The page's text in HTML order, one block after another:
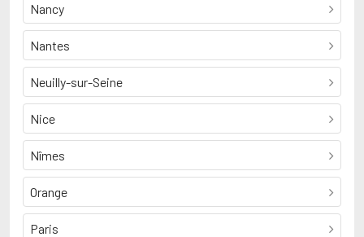
Nancy
Nantes
Neuilly-sur-Seine
Nice
Nîmes
Orange
Paris